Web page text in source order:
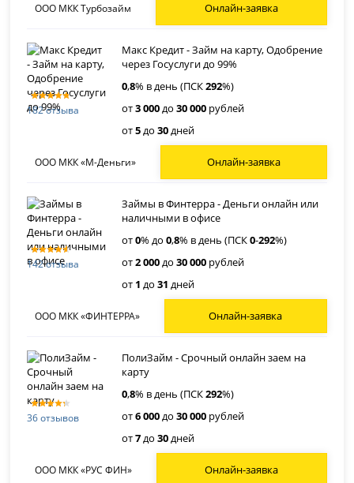
ООО МКК Турбозайм Онлайн-заявка
182 отзыва
Макс Кредит - Займ на карту, Одобрение
через Госуслуги до 99%
0,8% в день (ПСК292%)
от3 000до30 000 рублей
от5до30дней
ООО МКК «М-Деньги» Онлайн-заявка
142 отзыва
Займы в Финтерра - Деньги онлайн или
наличными в офисе
от0% до0,8% в день (ПСК0-292%)
от2 000до30 000 рублей
от 1 до31 дней
ООО МКК «ФИНТЕРРА» Онлайн-заявка
36 отзывов
ПолиЗайм - Срочный онлайн заем на
карту
0,8% в день (ПСК292%)
от6 000до30 000 рублей
от7до30дней
ООО МКК «РУС ФИН» Онлайн-заявка